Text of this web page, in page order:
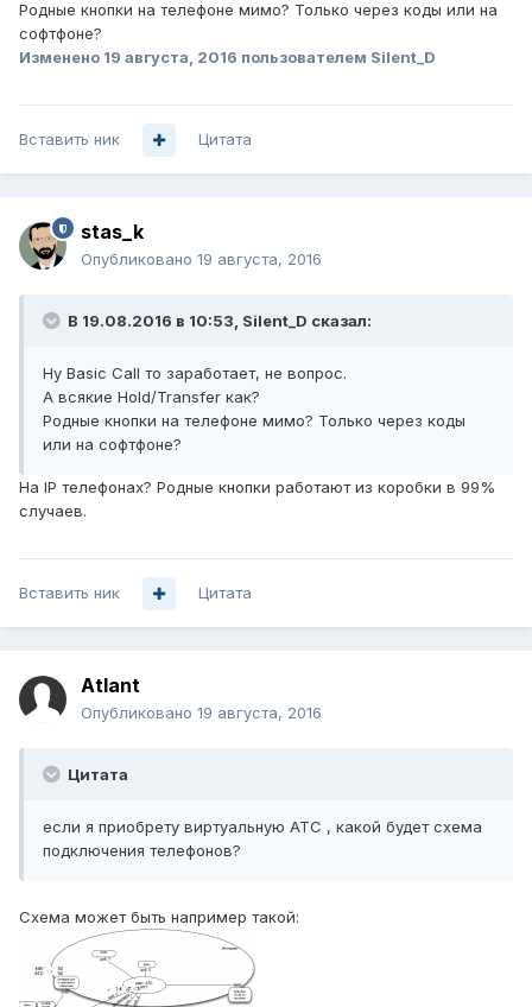
Родные кнопки на телефоне мимо? Только через коды или на
софтфоне?
Изменено 19 августа, 2016 пользователем Silent_D
Вставить ник Цитата
stas_k
Опубликовано 19 августа, 2016
В 19.08.2016 в 10:53, Silent_D сказал:
Ну Basic Call то заработает, не вопрос.
А всякие Hold/Transfer как?
Родные кнопки на телефоне мимо? Только через коды
или на софтфоне?
На IP телефонах? Родные кнопки работают из коробки в 99%
случаев.
Вставить ник Цитата
Atlant
Опубликовано 19 августа, 2016
Цитата
если я приобрету виртуальную АТС , какой будет схема
подключения телефонов?
Схема может быть например такой: